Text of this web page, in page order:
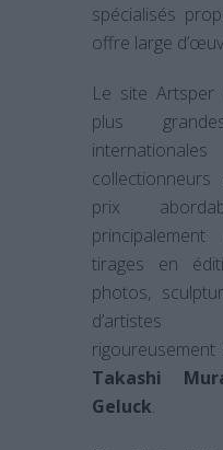
spécialisés
offre large
Le site Artsper
plus
prix
tirages en
photos,
d’artistes
Takashi
Geluck.